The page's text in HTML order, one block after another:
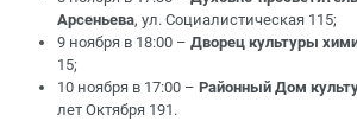
Арсеньева, ул. Социалистическая 115;
9 ноября в 18:00 – Дворец культуры
15;
10 ноября в 17:00 – Районный Дом
лет Октября 191.